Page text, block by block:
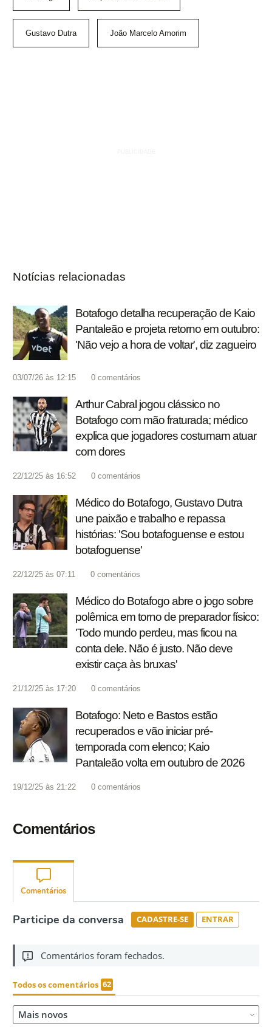
Gustavo Dutra João Marcelo Amorim
Notícias relacionadas
Botafogo detalha recuperação de Kaio
Pantaleão e projeta retorno em outubro:
'Não vejo a hora de voltar', diz zagueiro
03/07/26 às 12:15 0 comentários
Arthur Cabral jogou clássico no
Botafogo com mão fraturada; médico
explica que jogadores costumam atuar
com dores
22/12/25 às 16:52 0 comentários
Médico do Botafogo, Gustavo Dutra
une paixão e trabalho e repassa
histórias: 'Sou botafoguense e estou
botafoguense'
22/12/25 às 07:11 0 comentários
Médico do Botafogo abre o jogo sobre
polêmica em torno de preparador físico:
'Todo mundo perdeu, mas ficou na
conta dele. Não é justo. Não deve
existir caça às bruxas'
21/12/25 às 17:20 0 comentários
Botafogo: Neto e Bastos estão
recuperados e vão iniciar pré-
temporada com elenco; Kaio
Pantaleão volta em outubro de 2026
19/12/25 às 21:22 0 comentários
Comentários